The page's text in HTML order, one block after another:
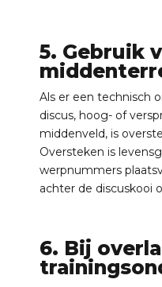
5. Gebruik
Als er een technisch
discus, hoog- of
middenveld, is
Oversteken is
werpnummers
achter de discuskooi
6. Bij